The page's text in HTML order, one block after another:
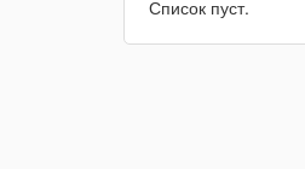
Список пуст.